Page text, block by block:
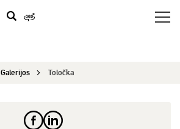
e
Galerijos Toločka